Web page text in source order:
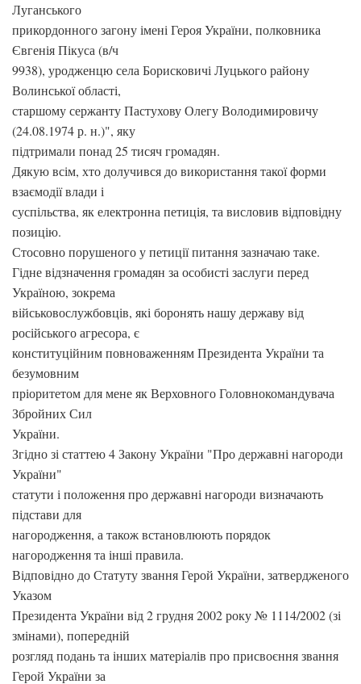
Луганського
прикордонного загону імені Героя України, полковника
Євгенія Пікуса (в/ч
9938), уродженцю села Борисковичі Луцького району
Волинської області,
старшому сержанту Пастухову Олегу Володимировичу
(24.08.1974 р. н.)", яку
підтримали понад 25 тисяч громадян.
Дякую всім, хто долучився до використання такої форми
взаємодії влади і
суспільства, як електронна петиція, та висловив відповідну
позицію.
Стосовно порушеного у петиції питання зазначаю таке.
Гідне відзначення громадян за особисті заслуги перед
Україною, зокрема
військовослужбовців, які боронять нашу державу від
російського агресора, є
конституційним повноваженням Президента України та
безумовним
пріоритетом для мене як Верховного Головнокомандувача
Збройних Сил
України.
Згідно зі статтею 4 Закону України "Про державні нагороди
України"
статути і положення про державні нагороди визначають
підстави для
нагородження, а також встановлюють порядок
нагородження та інші правила.
Відповідно до Статуту звання Герой України, затвердженого
Указом
Президента України від 2 грудня 2002 року № 1114/2002 (зі
змінами), попередній
розгляд подань та інших матеріалів про присвоєння звання
Герой України за